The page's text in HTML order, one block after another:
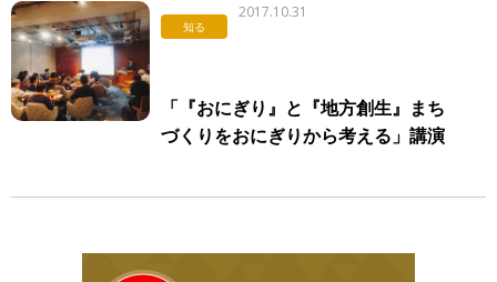
知る
2017.10.31
「『おにぎり』と『地方創生』まち
づくりをおにぎりから考える」講演